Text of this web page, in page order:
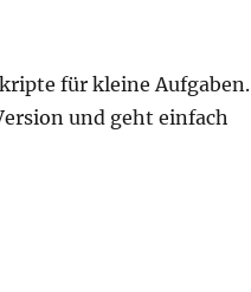
für kleine Aufgaben.
und geht einfach